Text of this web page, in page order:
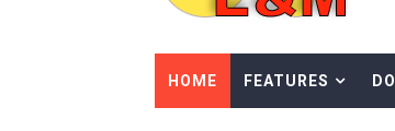
Osiris de León
DGPCF: 55
Operativo
HOME FEATURES